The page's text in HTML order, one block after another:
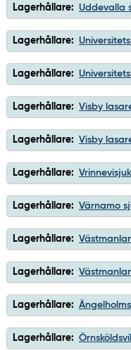
Lagerhållare: Uddevalla
Lagerhållare:
Lagerhållare:
Lagerhållare: Visby
Lagerhållare: Visby
Lagerhållare:
Lagerhållare: Värnamo
Lagerhållare:
Lagerhållare:
Lagerhållare:
Lagerhållare: